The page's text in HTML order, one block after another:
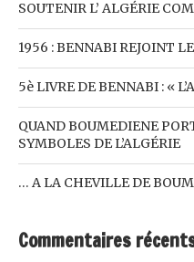
SOUTENIR L’ ALGÉRIE
1956 : BENNABI REJOINT
5è LIVRE DE BENNABI : «
QUAND BOUMEDIENE
SYMBOLES DE L’ALGÉRIE
… A LA CHEVILLE DE
Commentaires